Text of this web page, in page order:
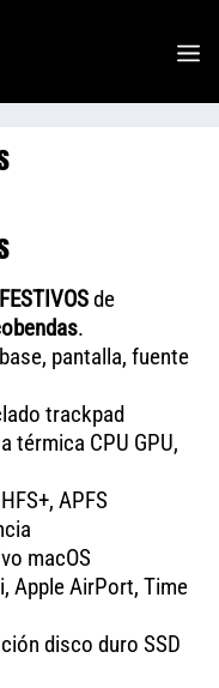
de
.
pantalla, fuente
trackpad
térmica CPU GPU,
APFS
macOS
Apple AirPort, Time
disco duro SSD